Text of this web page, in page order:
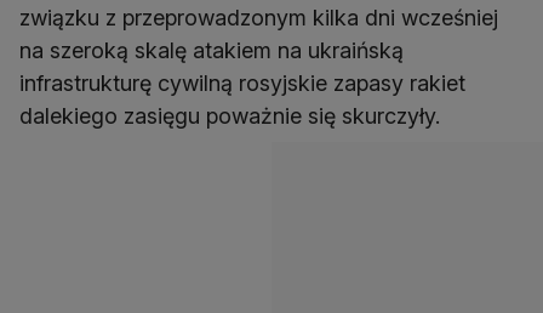
związku z przeprowadzonym kilka dni wcześniej
na szeroką skalę atakiem na ukraińską
infrastrukturę cywilną rosyjskie zapasy rakiet
dalekiego zasięgu poważnie się skurczyły.